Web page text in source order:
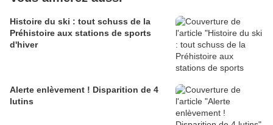
Histoire du ski : tout schuss de la
Préhistoire aux stations de sports
d'hiver
Alerte enlèvement ! Disparition de 4
lutins